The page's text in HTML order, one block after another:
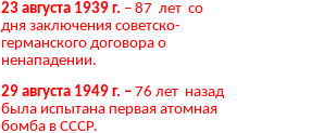
23 августа 1939 г. – 87 лет со
дня заключения советско-
германского договора о
ненападении.
29 августа 1949 г. – 76 лет назад
была испытана первая атомная
бомба в СССР.